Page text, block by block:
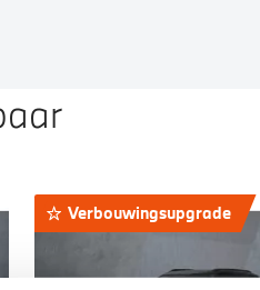
Verbouwingsupgrade